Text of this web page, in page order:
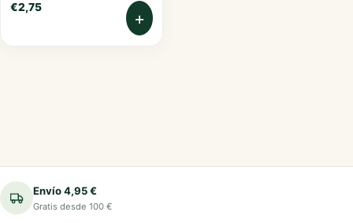
€2,75
+
Envío 4,95 €
Gratis desde 100 €